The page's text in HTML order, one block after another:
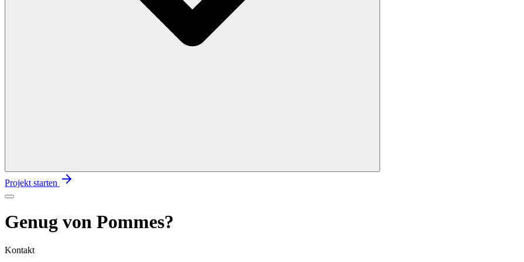
Projekt starten
Genug von Pommes?
Kontakt